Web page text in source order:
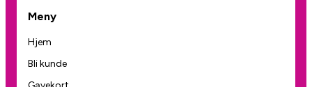
Meny
Hjem
Bli kunde